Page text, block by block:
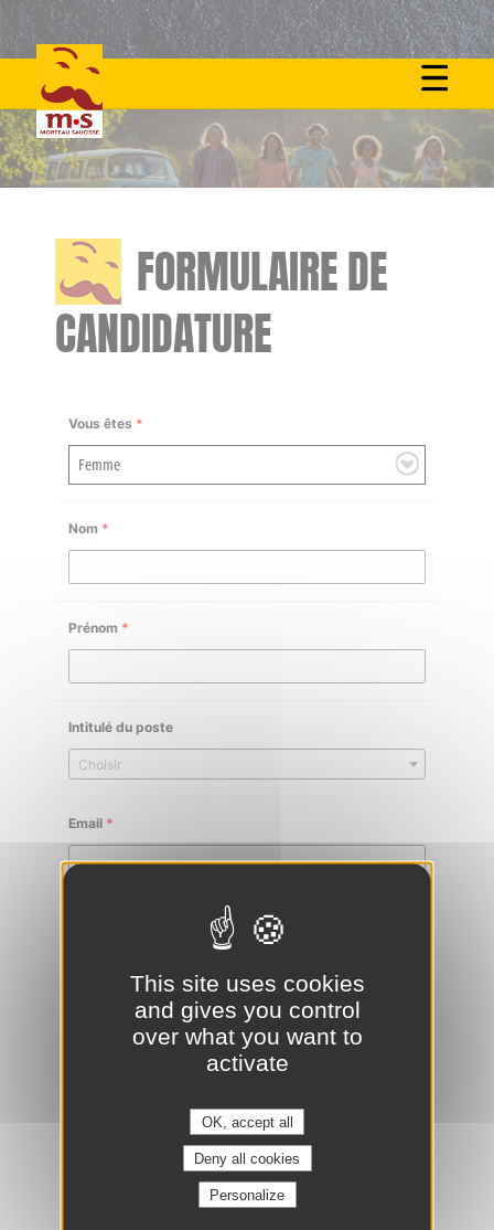
Skip
FORMULAIRE DE
CANDIDATURE
Vous êtes *
Nom *
Prénom *
Intitulé du poste
Choisir
Email *
Ajouter un CV*
This site uses cookies
and gives you control
over what you want to
activate
OK, accept all
Deny all cookies
Personalize